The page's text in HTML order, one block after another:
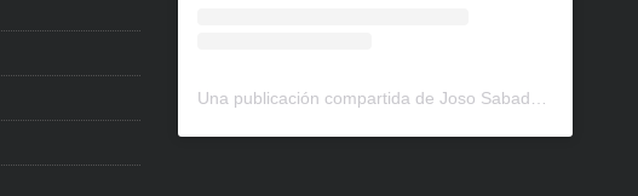
Una publicación compartida de Joso Sabadell (@escolajososabadell)